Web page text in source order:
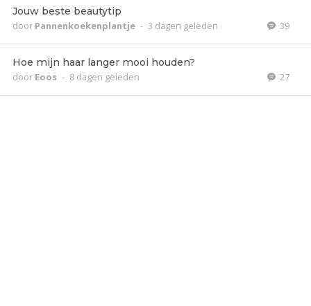
Jouw beste beautytip
door Pannenkoekenplantje - 3 dagen geleden 39
Hoe mijn haar langer mooi houden?
door Eoos - 8 dagen geleden 27